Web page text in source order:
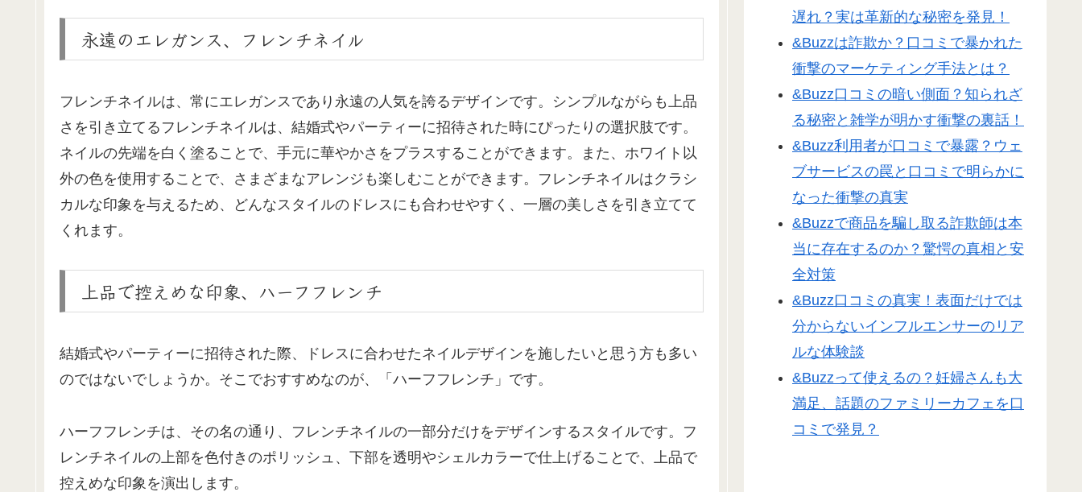
永遠のエレガンス、フレンチネイル
フレンチネイルは、常にエレガンスであり永遠の人気を誇るデザインです。シンプルながらも上品
さを引き立てるフレンチネイルは、結婚式やパーティーに招待された時にぴったりの選択肢です。
ネイルの先端を白く塗ることで、手元に華やかさをプラスすることができます。また、ホワイト以
外の色を使用することで、さまざまなアレンジも楽しむことができます。フレンチネイルはクラシ
カルな印象を与えるため、どんなスタイルのドレスにも合わせやすく、一層の美しさを引き立てて
くれます。
上品で控えめな印象、ハーフフレンチ
結婚式やパーティーに招待された際、ドレスに合わせたネイルデザインを施したいと思う方も多い
のではないでしょうか。そこでおすすめなのが、「ハーフフレンチ」です。
ハーフフレンチは、その名の通り、フレンチネイルの一部分だけをデザインするスタイルです。フ
レンチネイルの上部を色付きのポリッシュ、下部を透明やシェルカラーで仕上げることで、上品で
控えめな印象を演出します。
遅れ？実は革新的な秘密を発見！
&Buzzは詐欺か？口コミで暴かれた
衝撃のマーケティング手法とは？
&Buzz口コミの暗い側面？知られざ
る秘密と雑学が明かす衝撃の裏話！
&Buzz利用者が口コミで暴露？ウェ
ブサービスの罠と口コミで明らかに
なった衝撃の真実
&Buzzで商品を騙し取る詐欺師は本
当に存在するのか？驚愕の真相と安
全対策
&Buzz口コミの真実！表面だけでは
分からないインフルエンサーのリア
ルな体験談
&Buzzって使えるの？妊婦さんも大
満足、話題のファミリーカフェを口
コミで発見？